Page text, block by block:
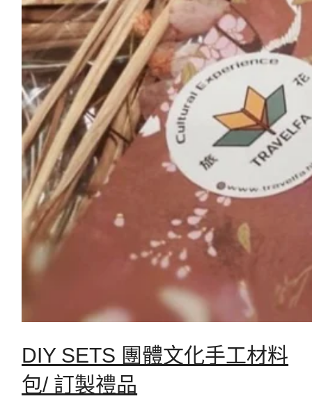
DIY SETS 團體文化手工材料
包/ 訂製禮品